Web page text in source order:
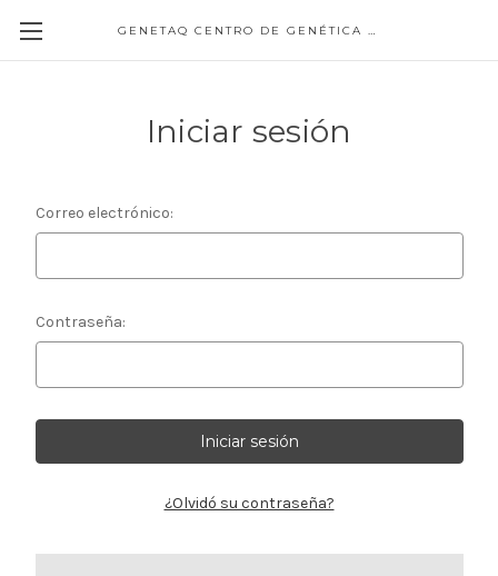
GENETAQ CENTRO DE GENÉTICA MOLECULAR
Iniciar sesión
Correo electrónico:
Contraseña:
¿Olvidó su contraseña?